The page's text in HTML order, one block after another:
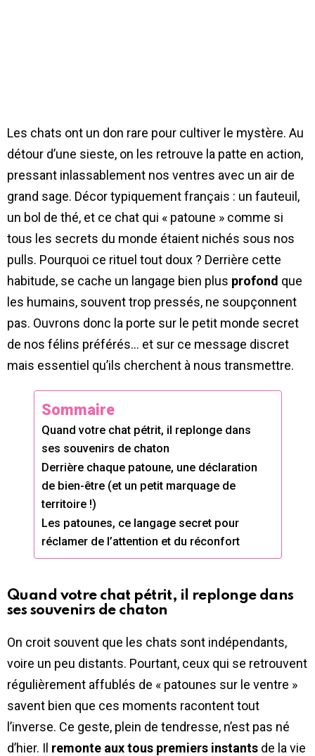
Les chats ont un don rare pour cultiver le mystère. Au
détour d’une sieste, on les retrouve la patte en action,
pressant inlassablement nos ventres avec un air de
grand sage. Décor typiquement français : un fauteuil,
un bol de thé, et ce chat qui « patoune » comme si
tous les secrets du monde étaient nichés sous nos
pulls. Pourquoi ce rituel tout doux ? Derrière cette
habitude, se cache un langage bien plus profond que
les humains, souvent trop pressés, ne soupçonnent
pas. Ouvrons donc la porte sur le petit monde secret
de nos félins préférés… et sur ce message discret
mais essentiel qu’ils cherchent à nous transmettre.
Sommaire
Quand votre chat pétrit, il replonge dans
ses souvenirs de chaton
Derrière chaque patoune, une déclaration
de bien-être (et un petit marquage de
territoire !)
Les patounes, ce langage secret pour
réclamer de l’attention et du réconfort
Quand votre chat pétrit, il replonge dans
ses souvenirs de chaton
On croit souvent que les chats sont indépendants,
voire un peu distants. Pourtant, ceux qui se retrouvent
régulièrement affublés de « patounes sur le ventre »
savent bien que ces moments racontent tout
l’inverse. Ce geste, plein de tendresse, n’est pas né
d’hier. Il remonte aux tous premiers instants de la vie